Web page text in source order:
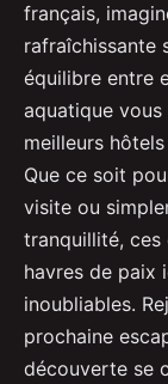
français,
rafraîchissante
équilibre entre
aquatique
meilleurs
Que ce soit
visite ou
tranquillité, ces
havres de paix
inoubliables.
prochaine
découverte se